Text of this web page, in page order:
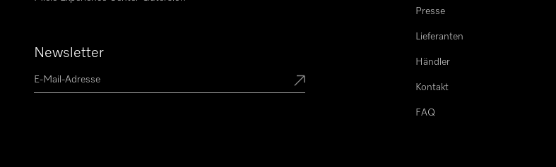
Newsletter
Presse
Lieferanten
Händler
Kontakt
FAQ